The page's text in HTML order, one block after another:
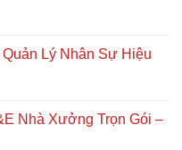
Lý Nhân Sự Hiệu
Nhà Xưởng Trọn Gói –